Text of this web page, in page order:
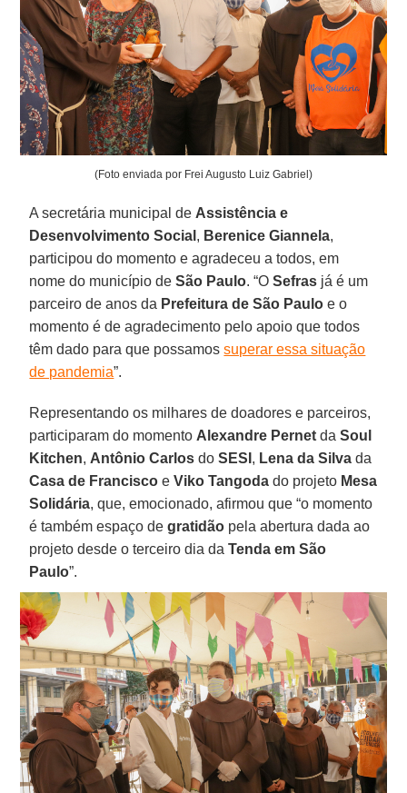
(Foto enviada por Frei Augusto Luiz Gabriel)
A secretária municipal de Assistência e
Desenvolvimento Social , Berenice Giannela,
participou do momento e agradeceu a todos, em
nome do município deSão Paulo. “OSefras já é um
parceiro de anos da Prefeitura de São Paulo e o
momento é de agradecimento pelo apoio que todos
têm dado para que possamossuperar essa situação
de pandemia”.
Representando os milhares de doadores e parceiros,
participaram do momento Alexandre Pernet daSoul
Kitchen, Antônio Carlos doSESI , Lena da Silva da
Casa de Francisco eViko Tangoda do projeto Mesa
Solidária, que, emocionado, afirmou que “o momento
é também espaço degratidão pela abertura dada ao
projeto desde o terceiro dia daTenda em São
Paulo”.